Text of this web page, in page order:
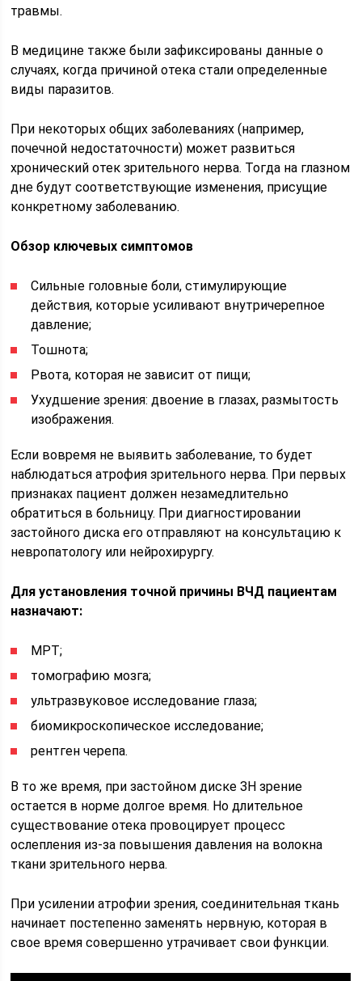
травмы.
В медицине также были зафиксированы данные о
случаях, когда причиной отека стали определенные
виды паразитов.
При некоторых общих заболеваниях (например,
почечной недостаточности) может развиться
хронический отек зрительного нерва. Тогда на глазном
дне будут соответствующие изменения, присущие
конкретному заболеванию.
Обзор ключевых симптомов
Сильные головные боли, стимулирующие
действия, которые усиливают внутричерепное
давление;
Тошнота;
Рвота, которая не зависит от пищи;
Ухудшение зрения: двоение в глазах, размытость
изображения.
Если вовремя не выявить заболевание, то будет
наблюдаться атрофия зрительного нерва. При первых
признаках пациент должен незамедлительно
обратиться в больницу. При диагностировании
застойного диска его отправляют на консультацию к
невропатологу или нейрохирургу.
Для установления точной причины ВЧД пациентам
назначают:
МРТ;
томографию мозга;
ультразвуковое исследование глаза;
биомикроскопическое исследование;
рентген черепа.
В то же время, при застойном диске ЗН зрение
остается в норме долгое время. Но длительное
существование отека провоцирует процесс
ослепления из-за повышения давления на волокна
ткани зрительного нерва.
При усилении атрофии зрения, соединительная ткань
начинает постепенно заменять нервную, которая в
свое время совершенно утрачивает свои функции.